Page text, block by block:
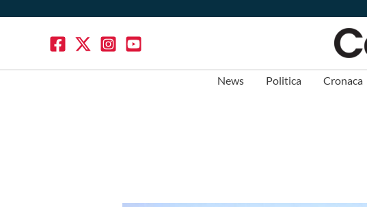
News Politica Cronaca